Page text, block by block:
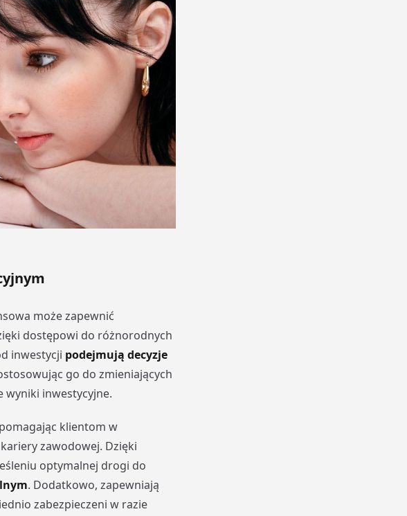
może zapewnić
dostępowi do różnorodnych
inwestycji podejmują decyzje
go do zmieniających
wyniki inwestycyjne.
klientom w
zawodowej. Dzięki
optymalnej drogi do
. Dodatkowo, zapewniają
zabezpieczeni w razie